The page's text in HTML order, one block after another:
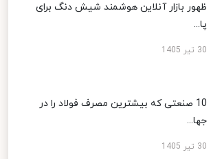
ظهور بازار آنلاین هوشمند شیش دنگ برای
پا...
30 تیر 1405
10 صنعتی که بیشترین مصرف فولاد را در
جها...
30 تیر 1405